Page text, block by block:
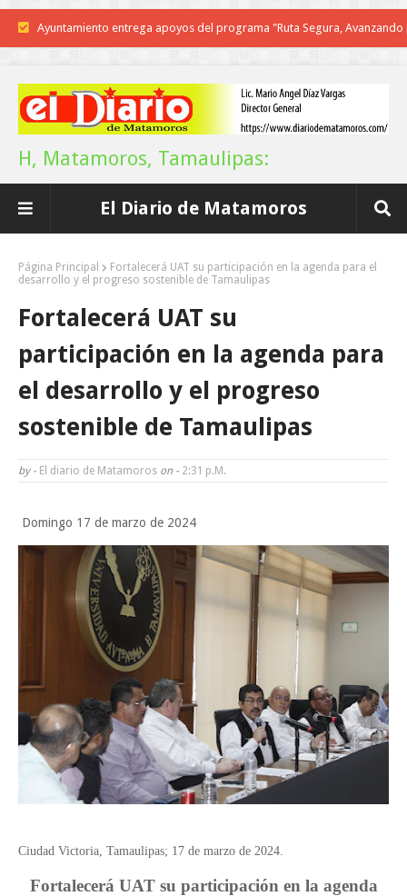
Reconoce Américo labor de la Guardia Nacional en Tamaulipas;
Brindará Familia UAT un moderno espacio con sentido humano en
A Tamaulipas…le llueve sobre mojado
Instala Sector Salud Comité Estatal de Calidad en Salud para
La UAT, Gobierno del Estado y ganaderos consolidan proyecto
familias de Matamoros
La ONU publica Segundo Informe Subnacional de Tamaulipas
Disney reconoce a nivel mundial talento de estudiante de la UAT
Ayuntamiento entrega apoyos del programa "Ruta Segura,
la Educación"
Sabado, 8 Agosto
H, Matamoros, Tamaulipas:
El Diario de Matamoros
Página Principal
Fortalecerá UAT su participación en la agenda para el
desarrollo y el progreso sostenible de Tamaulipas
Fortalecerá UAT su
participación en la agenda para
el desarrollo y el progreso
sostenible de Tamaulipas
by - El diario de Matamoros on - 2:31 P.m.
Domingo 17 de marzo de 2024
Ciudad Victoria, Tamaulipas; 17 de marzo de 2024.
Fortalecerá UAT su participación en la agenda